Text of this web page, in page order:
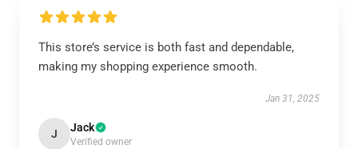
This store’s service is both fast and dependable,
making my shopping experience smooth.
Jan 31, 2025
J Jack
Verified owner